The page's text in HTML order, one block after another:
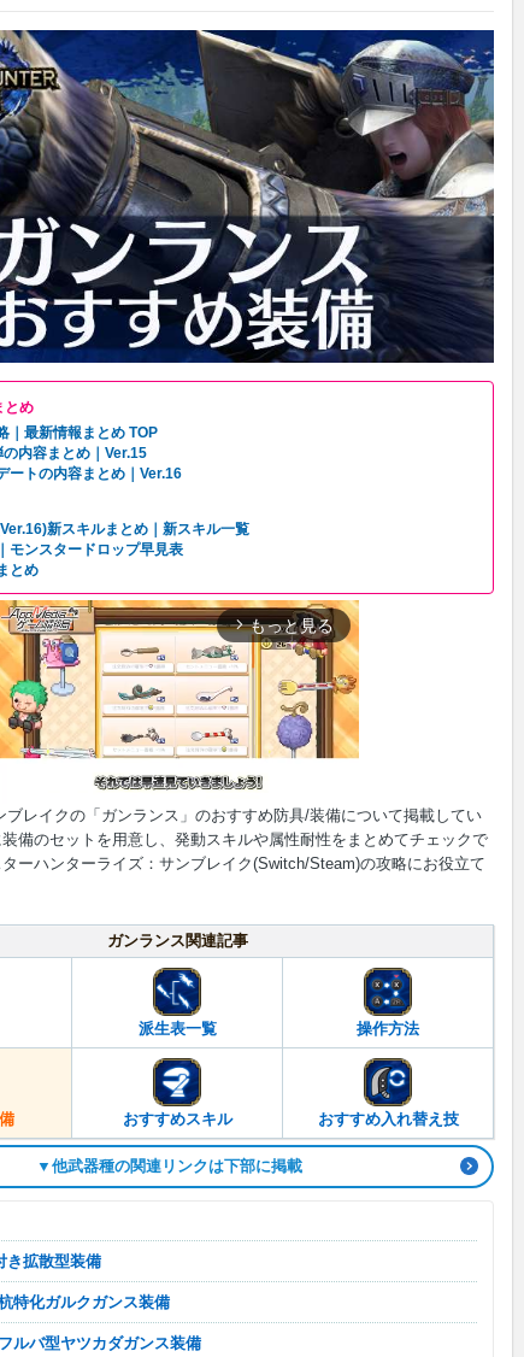
とめ
｜最新情報まとめ TOP
内容まとめ｜Ver.15
ートの内容まとめ｜Ver.16
新スキルまとめ｜新スキル一覧
モンスタードロップ早見表
とめ
arrow_forward_ios もっと見る
ブレイクの「ガンランス」のおすすめ防具/装備について掲載してい
備のセットを用意し、発動スキルや属性耐性をまとめてチェックで
ーハンターライズ：サンブレイク(Switch/Steam)の攻略にお役立て
ガンランス関連記事
派生表一覧 操作方法
おすすめスキル おすすめ入れ替え技
▼他武器種の関連リンクは下部に掲載
付き拡散型装備
杭特化ガルクガンス装備
フルバ型ヤツカダガンス装備